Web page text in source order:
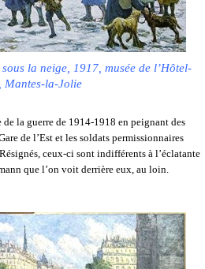
la neige, 1917, musée de l’Hôtel-
Mantes-la-Jolie
la guerre de 1914-1918 en peignant des
de l’Est et les soldats permissionnaires
ceux-ci sont indifférents à l’éclatante
que l’on voit derrière eux, au loin.